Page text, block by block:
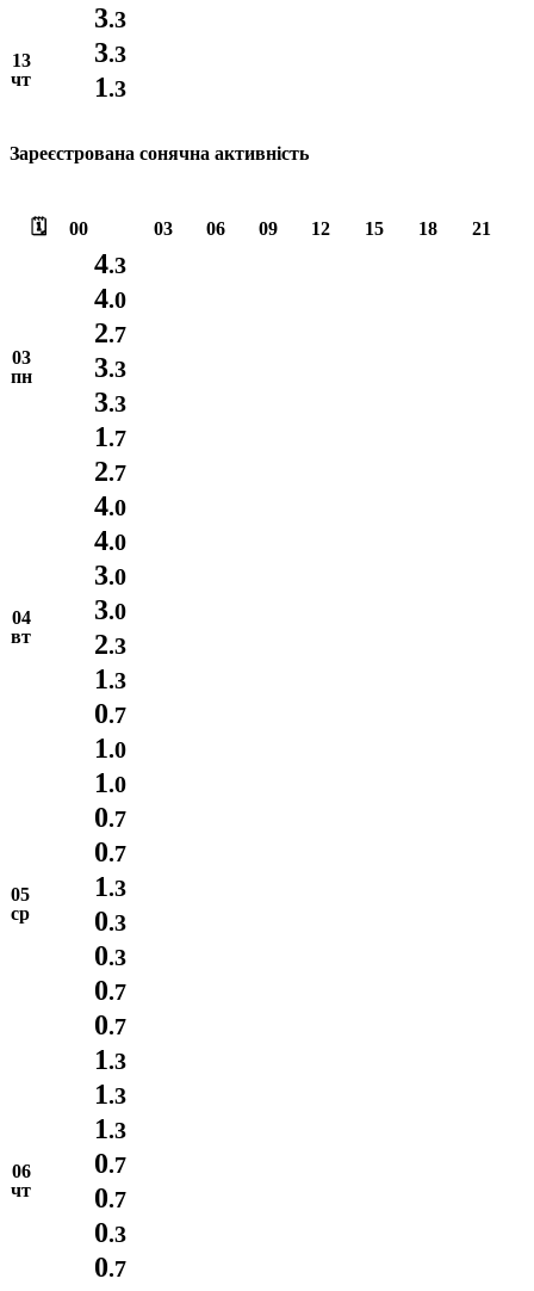
3.3
13
чт
3.3
1.3
Зареєстрована сонячна активність
🗓️ 00 03 06 09 12 15 18 21
03
пн
4.3
4.0
2.7
3.3
3.3
1.7
2.7
04
вт
4.0
4.0
3.0
3.0
2.3
1.3
0.7
1.0
05
ср
1.0
0.7
0.7
1.3
0.3
0.3
0.7
0.7
06
чт
1.3
1.3
1.3
0.7
0.7
0.3
0.7